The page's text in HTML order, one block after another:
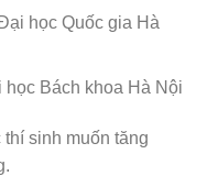
học Quốc gia Hà
Bách khoa Hà Nội
sinh muốn tăng